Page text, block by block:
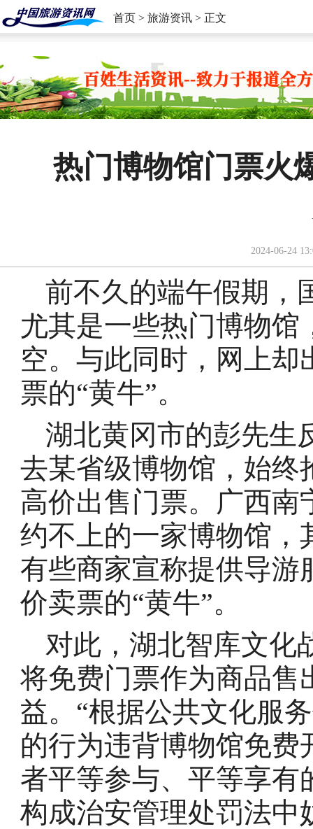
首页 > 旅游资讯 > 正文
热门博物馆门票火
2024-06-24
前不久的端午假期，
尤其是一些热门博物
空。与此同时，网上
票的“黄牛”。
湖北黄冈市的彭先生
去某省级博物馆，始终
高价出售门票。广西南
约不上的一家博物馆，
有些商家宣称提供导游
价卖票的“黄牛”。
对此，湖北智库文化
将免费门票作为商品售
益。“根据公共文化服
的行为违背博物馆免
者平等参与、平等享有
构成治安管理处罚法中